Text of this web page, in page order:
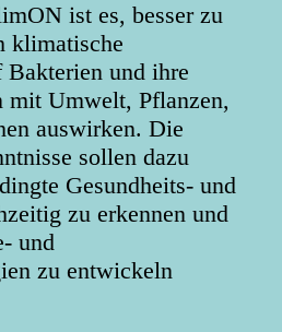
ist es, besser zu
klimatische
Bakterien und ihre
mit Umwelt, Pflanzen,
auswirken. Die
sollen dazu
Gesundheits- und
zu erkennen und
und
zu entwickeln